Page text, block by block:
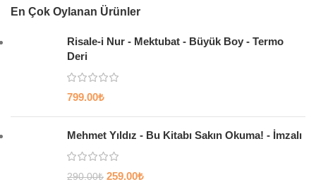
En Çok Oylanan Ürünler
Risale-i Nur - Mektubat - Büyük Boy - Termo
Deri
799.00₺
Mehmet Yıldız - Bu Kitabı Sakın Okuma! - İmzalı
290.00₺ 259.00₺